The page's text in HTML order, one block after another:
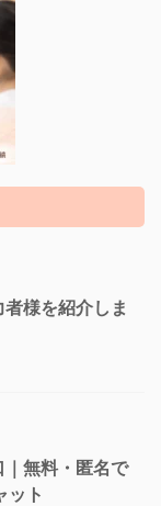
様を紹介しま
無料・匿名で
ット